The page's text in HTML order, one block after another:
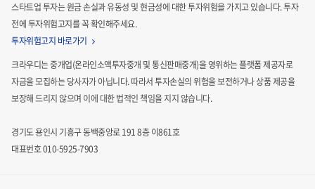
스타트업 투자는 원금 손실과 유동성 및 현금성에 대한 투자위험을 가지고 있습니다.투자
전에 투자위험고지를 꼭 확인해주세요.
투자위험고지 바로가기
크라우디는 중개업(온라인소액투자중개 및 통신판매중개)을 영위하는 플랫폼 제공자로
자금을 모집하는당사자가 아닙니다. 따라서 투자손실의 위험을 보전하거나 상품 제공을
보장해 드리지 않으며 이에 대한 법적인 책임을 지지 않습니다.
경기도 용인시 기흥구 동백중앙로 191 8층 이861호
대표번호 010-5925-7903